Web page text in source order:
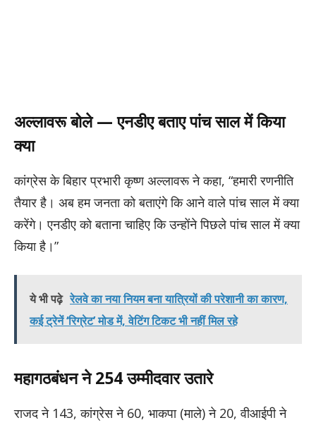
अल्लावरू बोले — एनडीए बताए पांच साल में किया
क्या
कांग्रेस के बिहार प्रभारी कृष्ण अल्लावरू ने कहा, “हमारी रणनीति
तैयार है। अब हम जनता को बताएंगे कि आने वाले पांच साल में क्या
करेंगे। एनडीए को बताना चाहिए कि उन्होंने पिछले पांच साल में क्या
किया है।”
ये भी पढ़े रेलवे का नया नियम बना यात्रियों की परेशानी का कारण,
कई ट्रेनें ‘रिग्रेट’ मोड में, वेटिंग टिकट भी नहीं मिल रहे
महागठबंधन ने 254 उम्मीदवार उतारे
राजद ने 143, कांग्रेस ने 60, भाकपा (माले) ने 20, वीआईपी ने